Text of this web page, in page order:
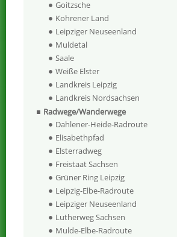
Goitzsche
Kohrener Land
Leipziger Neuseenland
Muldetal
Saale
Weiße Elster
Landkreis Leipzig
Landkreis Nordsachsen
Radwege/Wanderwege
Dahlener-Heide-Radroute
Elisabethpfad
Elsterradweg
Freistaat Sachsen
Grüner Ring Leipzig
Leipzig-Elbe-Radroute
Leipziger Neuseenland
Lutherweg Sachsen
Mulde-Elbe-Radroute